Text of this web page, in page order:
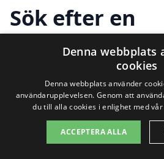
Sök efter en
professionell
byggställning
städer nära
Denna webbplats
cookies
Denna webbplats använder
användarupplevelsen. Genom att
du till alla cookies i enlighet med
ACCEPTERA ALLA